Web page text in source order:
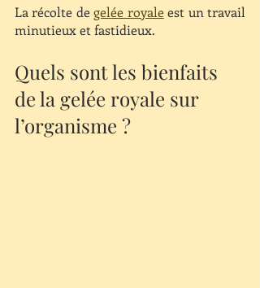
La récolte de gelée royale est un travail
minutieux et fastidieux.
Quels sont les bienfaits
de la gelée royale sur
l’organisme ?